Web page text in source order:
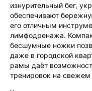
изнурительный бег,
обеспечивают
его отличным
лимфодренажа.
бесшумные ножки
даже в городской
рамы даёт
тренировок на свежем